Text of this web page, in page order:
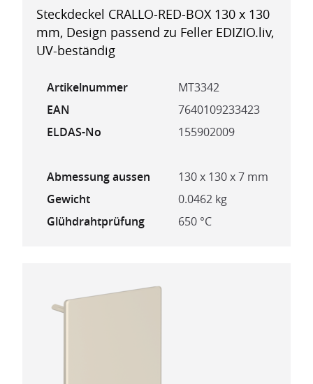
Steckdeckel CRALLO-RED-BOX 130 x 130
mm, Design passend zu Feller EDIZIO.liv,
UV-beständig
Artikelnummer
MT3342
EAN
7640109233423
ELDAS-No
155902009
Abmessung aussen
130 x 130 x 7 mm
Gewicht
0.0462 kg
Glühdrahtprüfung
650 °C